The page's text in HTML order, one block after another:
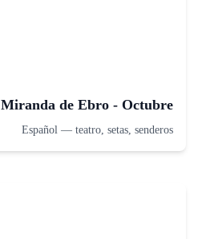
Miranda de Ebro - Octubre
Español — teatro, setas, senderos